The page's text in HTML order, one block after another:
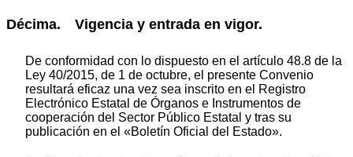
Décima. Vigencia y entrada en vigor.
De conformidad con lo dispuesto en el artículo 48.8 de la
Ley 40/2015, de 1 de octubre, el presente Convenio
resultará eficaz una vez sea inscrito en el Registro
Electrónico Estatal de Órganos e Instrumentos de
cooperación del Sector Público Estatal y tras su
publicación en el «Boletín Oficial del Estado».